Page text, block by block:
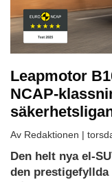
Leapmotor
NCAP-
Av Redaktionen |
Den helt nya el-
den